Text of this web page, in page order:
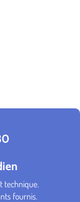
technique.
fournis.